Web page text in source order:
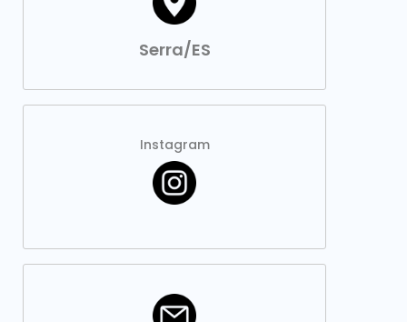
Serra/ES
Instagram